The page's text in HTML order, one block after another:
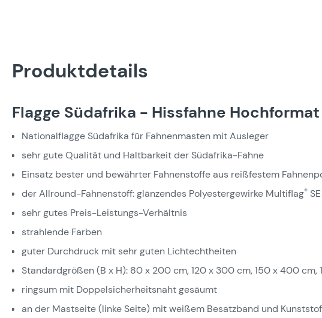
Produktdetails
Flagge Südafrika - Hissfahne
Nationalflagge Südafrika für Fahnenmasten mit Ausleger
sehr gute Qualität und Haltbarkeit der Südafrika-Fahne
Einsatz bester und bewährter Fahnenstoffe aus reißfestem
der Allround-Fahnenstoff: glänzendes Polyestergewirke Multiflag® SE
sehr gutes Preis-Leistungs-Verhältnis
strahlende Farben
guter Durchdruck mit sehr guten Lichtechtheiten
Standardgrößen (B x H): 80 x 200 cm, 120 x 300 cm, 150 x 400
ringsum mit Doppelsicherheitsnaht gesäumt
an der Mastseite (linke Seite) mit weißem Besatzband und